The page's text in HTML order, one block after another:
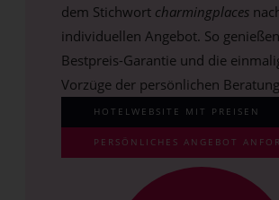
dem Stichwort charmingplaces
individuellen Angebot. So
Bestpreis-Garantie und die
Vorzüge der persönlichen
HOTELWEBSITE MIT PREISEN
PERSÖNLICHES ANGEBOT